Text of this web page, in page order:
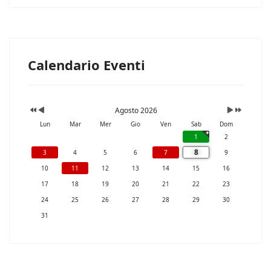
Calendario Eventi
Agosto 2026
Lun Mar Mer Gio Ven Sab
Dom
1
2
3
4 5 6 7 8
9
10
11 12 13 14 15
16
17
18 19 20 21 22
23
24
25 26 27 28 29
30
31